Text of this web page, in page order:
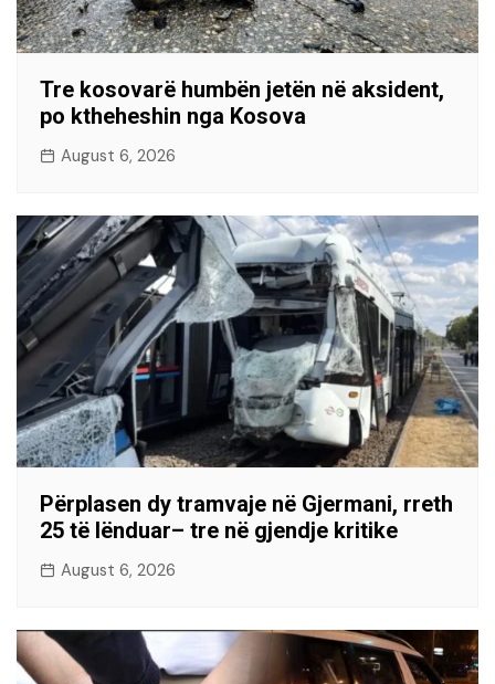
Tre kosovarë humbën jetën në aksident,
po ktheheshin nga Kosova
August 6, 2026
Përplasen dy tramvaje në Gjermani, rreth
25 të lënduar– tre në gjendje kritike
August 6, 2026